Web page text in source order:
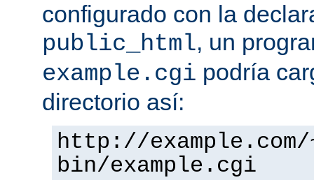
configurado con la
public_html, un
example.cgi podría
directorio así:
http://
bin/example.cgi